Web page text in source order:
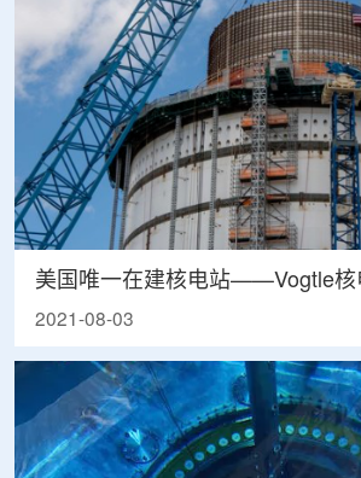
美国唯一在建核电站——Vogtle核
2021-08-03